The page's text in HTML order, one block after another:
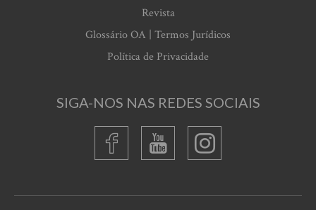
Revista
Glossário OA | Termos Jurídicos
Política de Privacidade
SIGA-NOS NAS REDES SOCIAIS